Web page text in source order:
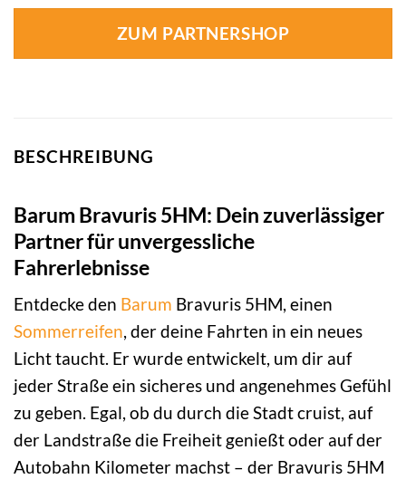
ZUM PARTNERSHOP
BESCHREIBUNG
Barum Bravuris 5HM: Dein zuverlässiger
Partner für unvergessliche
Fahrerlebnisse
Entdecke den Barum Bravuris 5HM, einen
Sommerreifen, der deine Fahrten in ein neues
Licht taucht. Er wurde entwickelt, um dir auf
jeder Straße ein sicheres und angenehmes Gefühl
zu geben. Egal, ob du durch die Stadt cruist, auf
der Landstraße die Freiheit genießt oder auf der
Autobahn Kilometer machst – der Bravuris 5HM